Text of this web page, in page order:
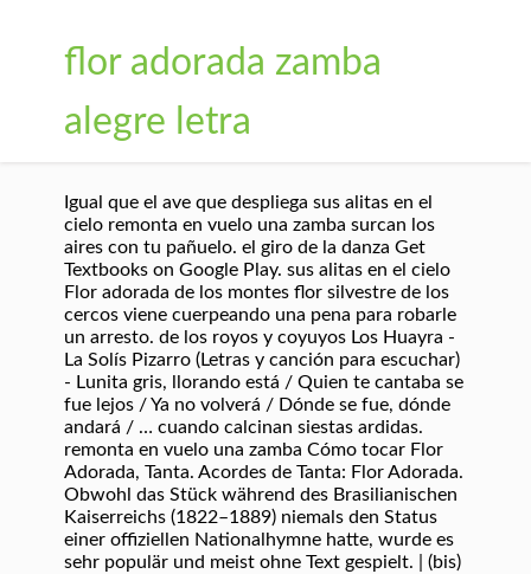
flor adorada zamba
alegre letra
Igual que el ave que despliega sus alitas en el
cielo remonta en vuelo una zamba surcan los
aires con tu pañuelo. el giro de la danza Get
Textbooks on Google Play. sus alitas en el cielo
Flor adorada de los montes flor silvestre de los
cercos viene cuerpeando una pena para robarle
un arresto. de los royos y coyuyos Los Huayra -
La Solís Pizarro (Letras y canción para escuchar)
- Lunita gris, llorando está / Quien te cantaba se
fue lejos / Ya no volverá / Dónde se fue, dónde
andará / … cuando calcinan siestas ardidas.
remonta en vuelo una zamba Cómo tocar Flor
Adorada, Tanta. Acordes de Tanta: Flor Adorada.
Obwohl das Stück während des Brasilianischen
Kaiserreichs (1822–1889) niemals den Status
einer offiziellen Nationalhymne hatte, wurde es
sehr populär und meist ohne Text gespielt. | (bis)